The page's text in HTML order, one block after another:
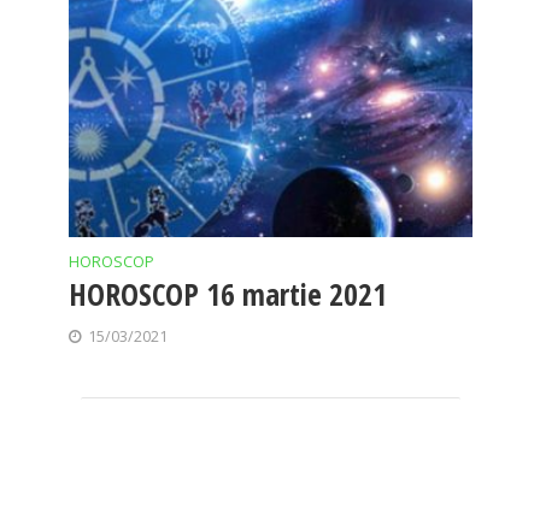
HOROSCOP
HOROSCOP 16 martie 2021
15/03/2021